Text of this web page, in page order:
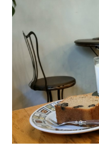
日のコーヒー&選べ
日のコーヒー&トース
se coffeeさんでは、
ります。 特に自家製のバスクチーズケーキは、 コーヒーとの相
性が抜群で 開店当初か
稿をInstagramで見る ease coffee(@easecoffee_takayanag
i)がシェアした投稿 お店で使用されているお洒落な食器にも こ
だわりがつまってお
て販売されているの
い。 ☆公式ホームページはこちらから こちらのサイトでは、コ